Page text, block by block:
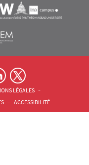
svgVisuel svg
LÉGALES
ACCESSIBILITÉ